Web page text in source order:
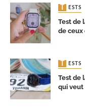
TESTS
Test de
de ceux
TESTS
Test de
qui veut